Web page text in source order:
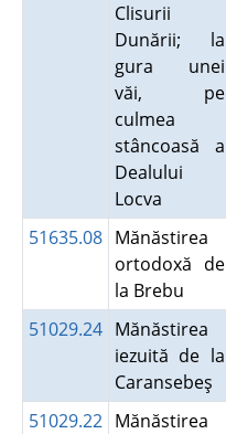
Clisurii
Dunării; la
gura unei
văi, pe
culmea
stâncoasă a
Dealului
Locva
51635.08 Mănăstirea
ortodoxă de
la Brebu
51029.24 Mănăstirea
iezuită de la
Caransebeş
51029.22 Mănăstirea